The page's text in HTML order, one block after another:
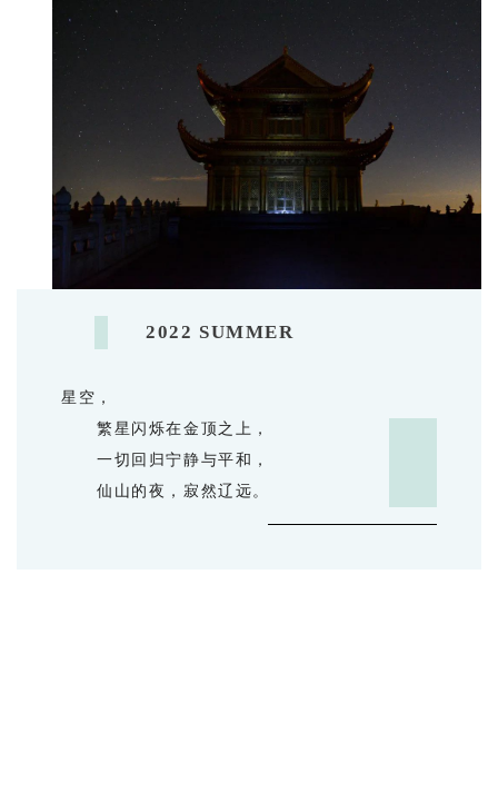
2022 SUMMER
星空，
繁星闪烁在金顶之上，
一切回归宁静与平和，
仙山的夜，寂然辽远。